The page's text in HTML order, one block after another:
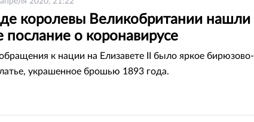
королевы Великобритании нашли
послание о коронавирусе
к нации на Елизавете II было яркое бирюзово-
украшенное брошью 1893 года.